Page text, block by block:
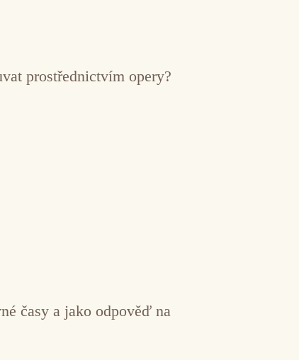
prostřednictvím opery?
časy a jako odpověď na